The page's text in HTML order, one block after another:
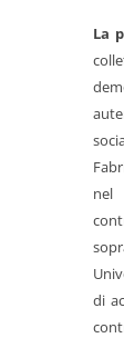
La
nel
di